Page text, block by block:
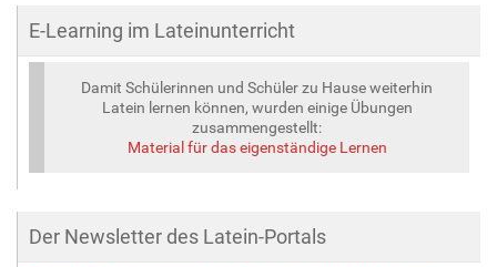
E-Learning im Lateinunterricht
Damit Schülerinnen und Schüler zu Hause weiterhin
Latein lernen können, wurden einige Übungen
zusammengestellt:
Material für das eigenständige Lernen
Der Newsletter des Latein-Portals